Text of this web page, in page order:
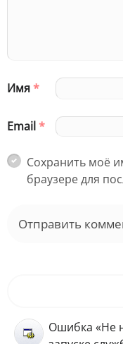
Имя*
Email*
Сохранить моё
браузере для
Ошибка «Не